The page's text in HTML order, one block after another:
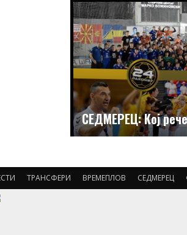
СЕДМЕРЕЦ: Кој
ТРАНСФЕРИ ВРЕМЕПЛОВ СЕДМЕРЕЦ